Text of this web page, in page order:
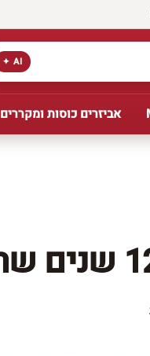
AI ✦
אביזרים כוסות ומקררים